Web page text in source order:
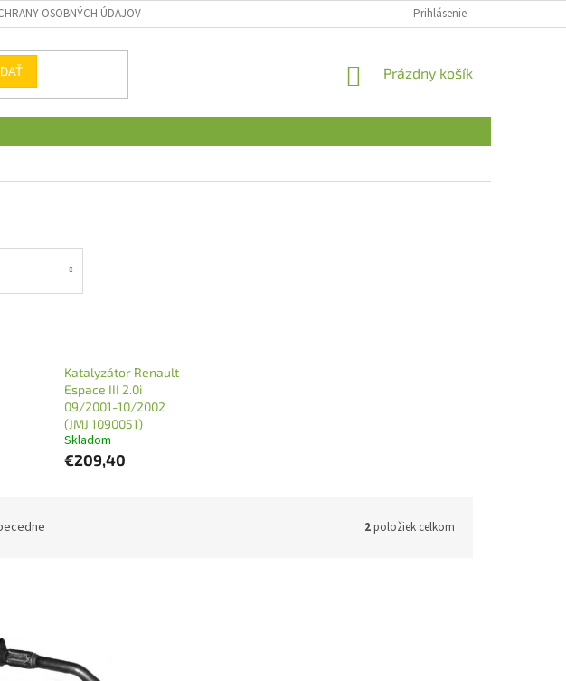
OSOBNÝCH ÚDAJOV Prihlásenie
NÁKUPNÝ
Prázdny košík
Katalyzátor Renault
Espace III 2.0i
09/2001-10/2002
(JMJ 1090051)
Skladom
€209,40
2položiek celkom